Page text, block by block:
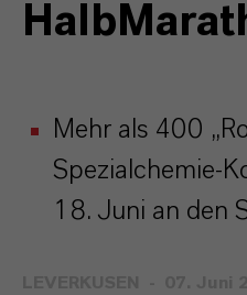
Mehr als 400
Spezialchemie-
18. Juni an den